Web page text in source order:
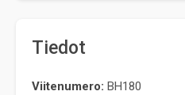
Tiedot
Viitenumero: BH180